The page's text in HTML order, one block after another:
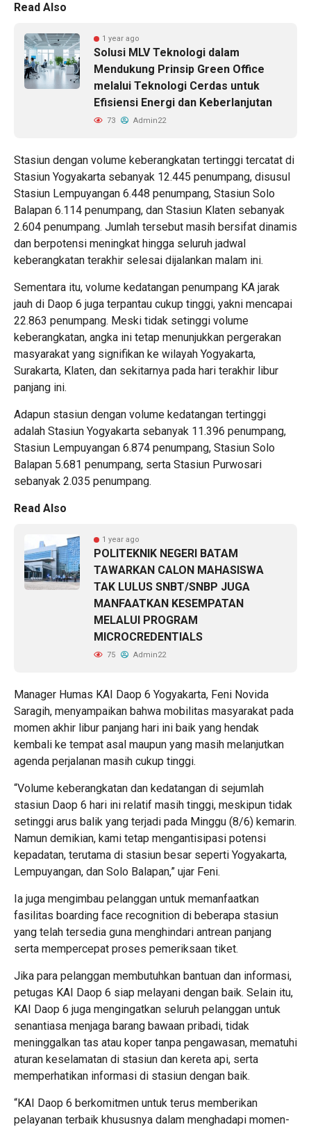
Read Also
1 year ago
Solusi MLV Teknologi dalam
Mendukung Prinsip Green Office
melalui Teknologi Cerdas untuk
Efisiensi Energi dan Keberlanjutan
73 Admin22
Stasiun dengan volume keberangkatan tertinggi tercatat di
Stasiun Yogyakarta sebanyak 12.445 penumpang, disusul
Stasiun Lempuyangan 6.448 penumpang, Stasiun Solo
Balapan 6.114 penumpang, dan Stasiun Klaten sebanyak
2.604 penumpang. Jumlah tersebut masih bersifat dinamis
dan berpotensi meningkat hingga seluruh jadwal
keberangkatan terakhir selesai dijalankan malam ini.
Sementara itu, volume kedatangan penumpang KA jarak
jauh di Daop 6 juga terpantau cukup tinggi, yakni mencapai
22.863 penumpang. Meski tidak setinggi volume
keberangkatan, angka ini tetap menunjukkan pergerakan
masyarakat yang signifikan ke wilayah Yogyakarta,
Surakarta, Klaten, dan sekitarnya pada hari terakhir libur
panjang ini.
Adapun stasiun dengan volume kedatangan tertinggi
adalah Stasiun Yogyakarta sebanyak 11.396 penumpang,
Stasiun Lempuyangan 6.874 penumpang, Stasiun Solo
Balapan 5.681 penumpang, serta Stasiun Purwosari
sebanyak 2.035 penumpang.
Read Also
1 year ago
POLITEKNIK NEGERI BATAM
TAWARKAN CALON MAHASISWA
TAK LULUS SNBT/SNBP JUGA
MANFAATKAN KESEMPATAN
MELALUI PROGRAM
MICROCREDENTIALS
75 Admin22
Manager Humas KAI Daop 6 Yogyakarta, Feni Novida
Saragih, menyampaikan bahwa mobilitas masyarakat pada
momen akhir libur panjang hari ini baik yang hendak
kembali ke tempat asal maupun yang masih melanjutkan
agenda perjalanan masih cukup tinggi.
“Volume keberangkatan dan kedatangan di sejumlah
stasiun Daop 6 hari ini relatif masih tinggi, meskipun tidak
setinggi arus balik yang terjadi pada Minggu (8/6) kemarin.
Namun demikian, kami tetap mengantisipasi potensi
kepadatan, terutama di stasiun besar seperti Yogyakarta,
Lempuyangan, dan Solo Balapan,” ujar Feni.
Ia juga mengimbau pelanggan untuk memanfaatkan
fasilitas boarding face recognition di beberapa stasiun
yang telah tersedia guna menghindari antrean panjang
serta mempercepat proses pemeriksaan tiket.
Jika para pelanggan membutuhkan bantuan dan informasi,
petugas KAI Daop 6 siap melayani dengan baik. Selain itu,
KAI Daop 6 juga mengingatkan seluruh pelanggan untuk
senantiasa menjaga barang bawaan pribadi, tidak
meninggalkan tas atau koper tanpa pengawasan, mematuhi
aturan keselamatan di stasiun dan kereta api, serta
memperhatikan informasi di stasiun dengan baik.
“KAI Daop 6 berkomitmen untuk terus memberikan
pelayanan terbaik khususnya dalam menghadapi momen-